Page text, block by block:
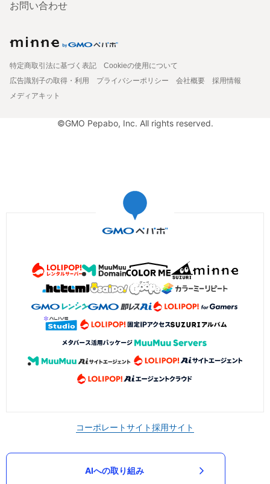
お問い合わせ
特定商取引法に基づく表記
Cookieの使用について
広告識別子の取得・利用
プライバシーポリシー 会社概要
採用情報
メディアキット
©GMO Pepabo, Inc. All rights reserved.
コーポレートサイト採用サイト
AIへの取り組み